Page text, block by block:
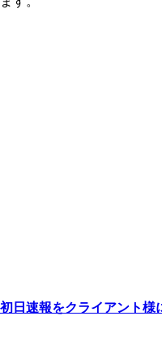
日速報をクライアント様